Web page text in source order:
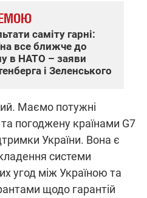
саміту гарні:
все ближче до
в НАТО – заяви
і Зеленського
Маємо потужні
погоджену країнами G7
України. Вона є
системи
угод між Україною та
щодо гарантій